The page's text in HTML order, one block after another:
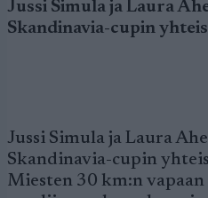
Jussi Simula ja Laura
Skandinavia-cupin
Jussi Simula ja Laura
Skandinavia-cupin
Miesten 30 km:n